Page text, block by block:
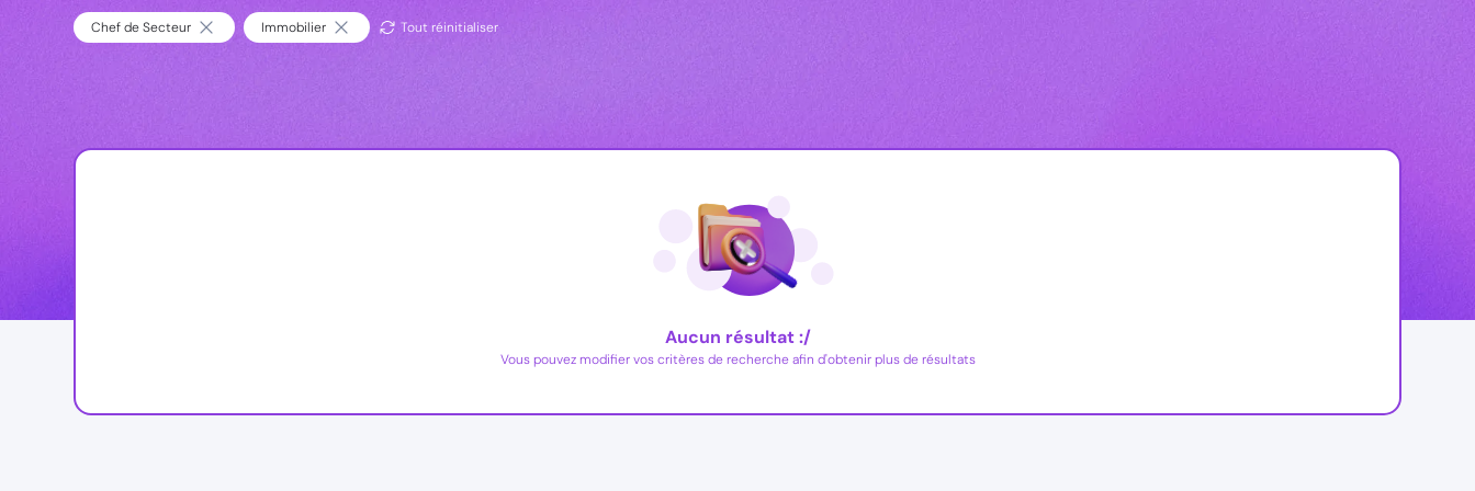
Chef de Secteur Immobilier Tout réinitialiser
Aucun résultat :/
Vous pouvez modifier vos critères de recherche afin d'obtenir plus de résultats